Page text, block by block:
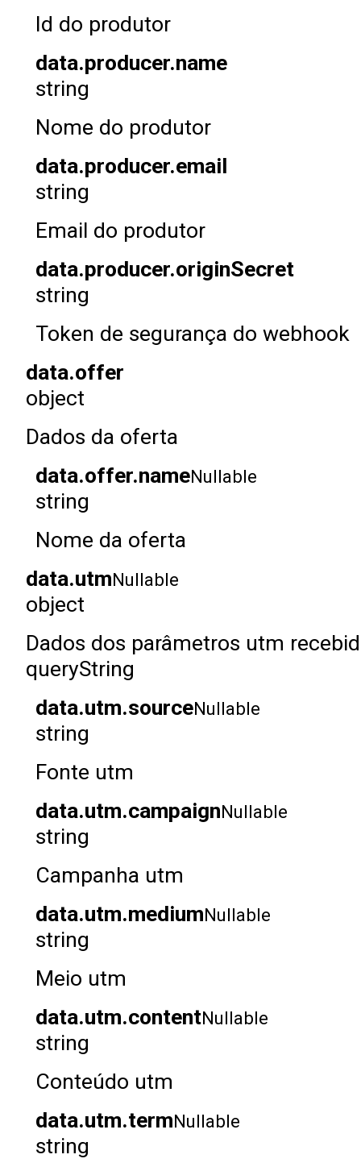
Id do produtor
data.producer.name
string
Nome do produtor
data.producer.email
string
Email do produtor
data.producer.originSecret
string
Token de segurança do webhook
data.offer
object
Dados da oferta
data.offer.nameNullable
string
Nome da oferta
data.utmNullable
object
Dados dos parâmetros utm
queryString
data.utm.sourceNullable
string
Fonte utm
data.utm.campaignNullable
string
Campanha utm
data.utm.mediumNullable
string
Meio utm
data.utm.contentNullable
string
Conteúdo utm
data.utm.termNullable
string